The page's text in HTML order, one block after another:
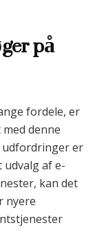
på
fordele, er
denne
udfordringer er
udvalg af e-
kan det
nyere